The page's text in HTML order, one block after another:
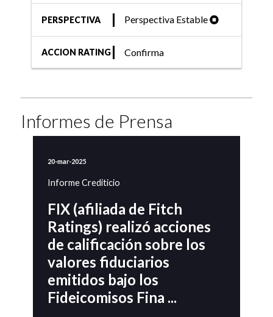
PERSPECTIVA Perspectiva Estable
ACCION RATING Confirma
Informes de Prensa
20-mar-2025
Informe Crediticio
FIX (afiliada de Fitch
Ratings) realizó acciones
de calificación sobre los
valores fiduciarios
emitidos bajo los
Fideicomisos Fina ...